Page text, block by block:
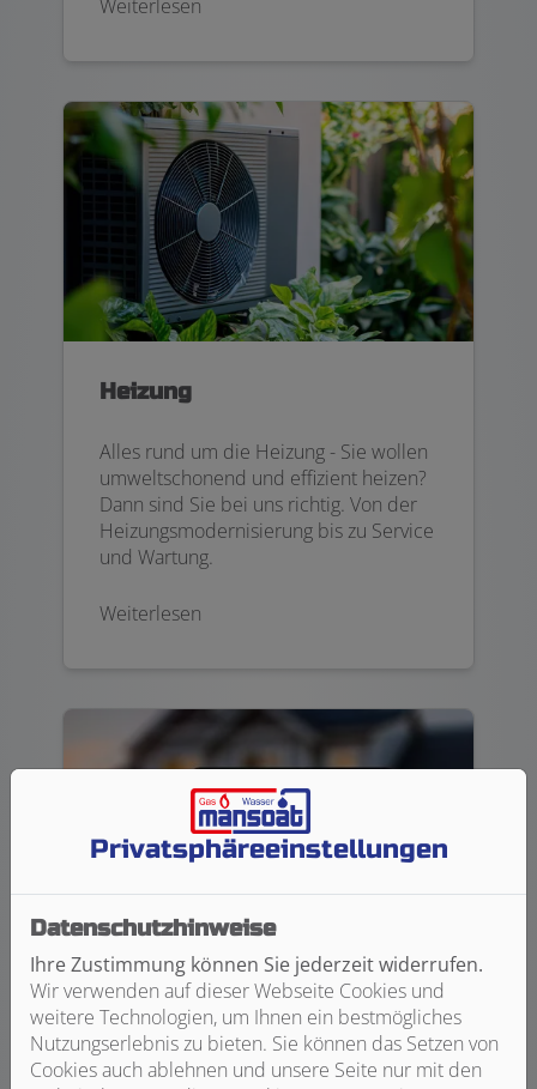
Weiterlesen
Heizung
Alles rund um die Heizung - Sie wollen
umweltschonend und effizient heizen?
Dann sind Sie bei uns richtig. Von der
Heizungsmodernisierung bis zu Service
und Wartung.
Weiterlesen
Haustechnik
Sanitärinstallationen für langfristig
Privatsphäre­einstellungen
Datenschutzhinweise
Ihre Zustimmung können Sie jederzeit widerrufen.
Wir verwenden auf dieser Webseite Cookies und
weitere Technologien, um Ihnen ein bestmögliches
Nutzungserlebnis zu bieten. Sie können das Setzen von
Cookies auch ablehnen und unsere Seite nur mit den